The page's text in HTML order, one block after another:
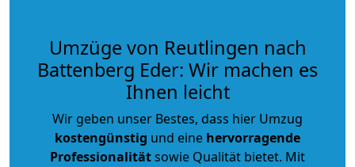
Umzüge von Reutlingen nach
Battenberg Eder: Wir machen es
Ihnen leicht
Wir geben unser Bestes, dass hier Umzug
kostengünstig und eine hervorragende
Professionalitätsowie Qualität bietet. Mit